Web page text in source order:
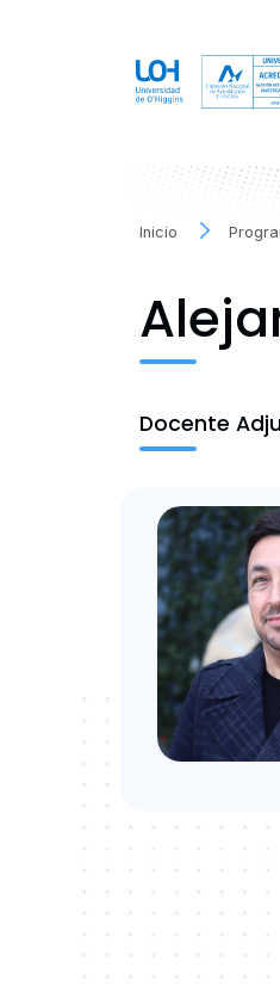
Inicio
Docente